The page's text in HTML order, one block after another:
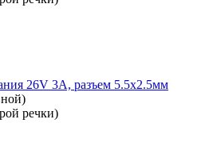
26V 3A, разъем 5.5х2.5мм
речки)